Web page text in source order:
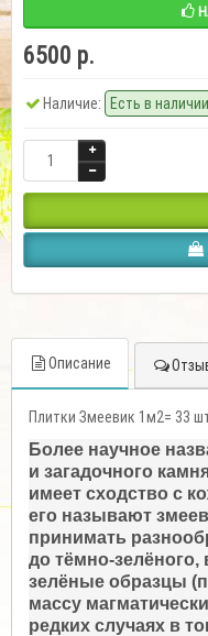
6500 р.
Наличие: Есть в наличии
Описание
Плитки Змеевик 1м2= 33
Более научное
и загадочного
имеет сходство с
его называют
принимать
до тёмно-зелёного,
зелёные образцы
массу
редких случаях в